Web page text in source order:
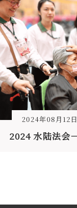
2024年08月12日